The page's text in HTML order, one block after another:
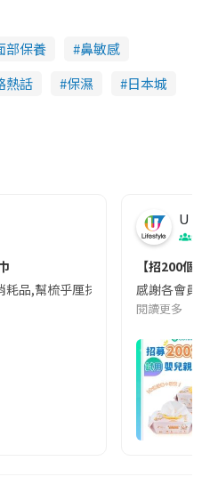
部保養
鼻敏感
熱話 保濕
日本城
品,幫梳乎厘抹 pat pat､飯前抹手
U
親
【招200個
感謝各會員
閱讀更多